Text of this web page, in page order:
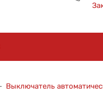
Выключатель